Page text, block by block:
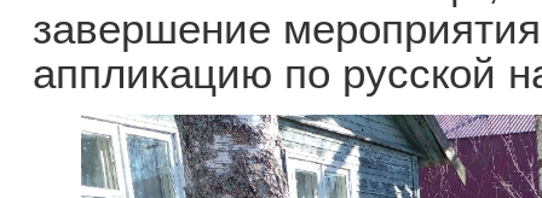
завершение
аппликацию по русской